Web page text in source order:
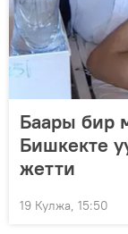
Баары бир
Бишкекте
жетти
19 Кулжа, 15:50